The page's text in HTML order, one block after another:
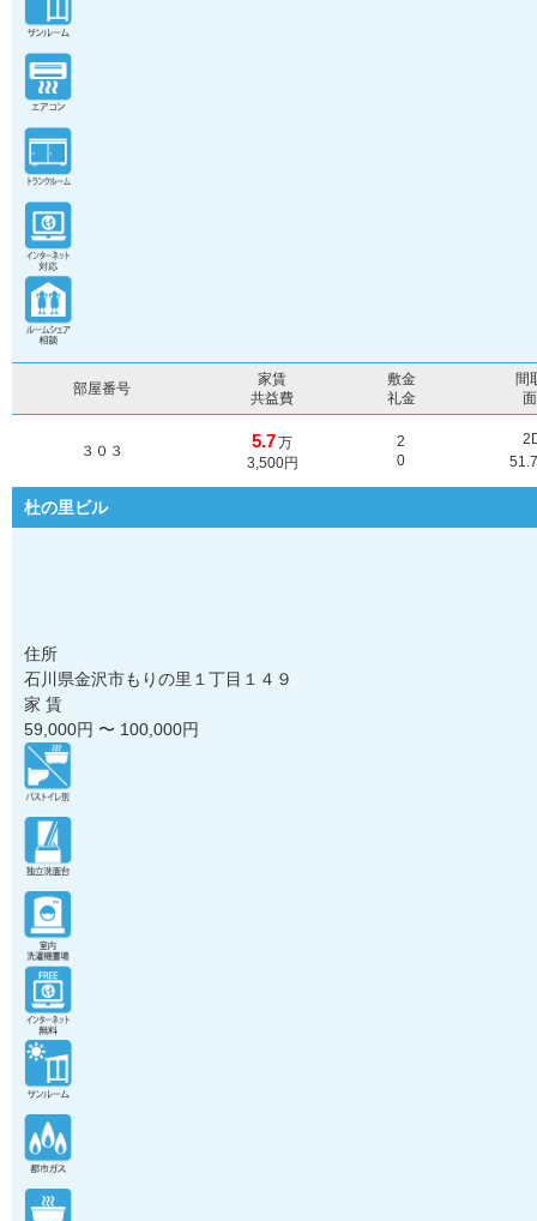
部屋番号
家賃
共益費
敷金
礼金
間
３０３ 5.7万
3,500円
2
0
杜の里ビル
住所
石川県金沢市もりの里１丁目１４９
家 賃
59,000円 〜 100,000円